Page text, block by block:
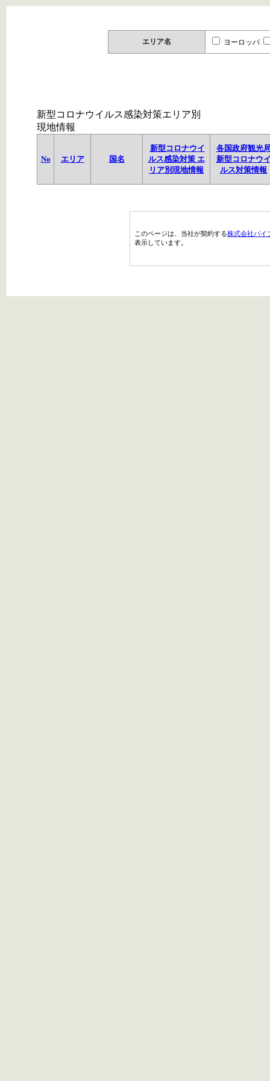
エリア名 ヨーロッパ
新型コロナウイルス感染対策エリア別
現地情報
No エリア 国名
新型コロナウイ
ルス感染対策 エ
リア別現地情報
各国政府観光
新型コロナウ
ルス対策情報
このページは、当社が契約する株式会社パイ
表示しています。